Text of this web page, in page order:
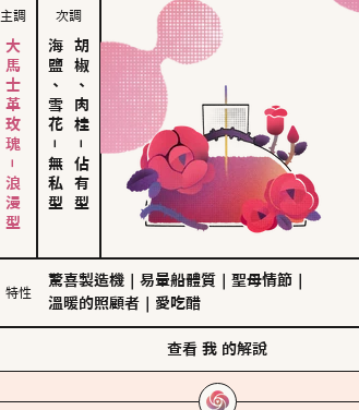
主調
大馬士革玫瑰－浪漫型
次調
海鹽、雪花
－
無私型
胡椒、肉桂
－
佔有型
特性
驚喜製造機 易暈船體質 聖母情節
溫暖的照顧者
愛吃醋
查看 我 的解說